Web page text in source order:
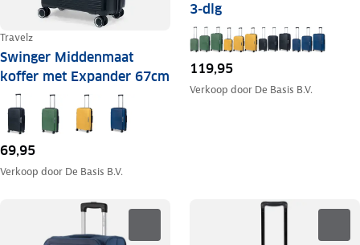
Travelz
Swinger Middenmaat
koffer met Expander 67cm
69,95
Verkoop door De Basis B.V.
3-dlg
119,95
Verkoop door De Basis B.V.